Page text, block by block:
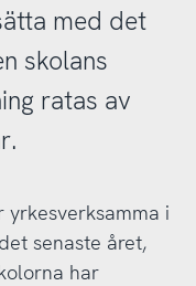
med det
skolans
ratas av
i
senaste året,
har